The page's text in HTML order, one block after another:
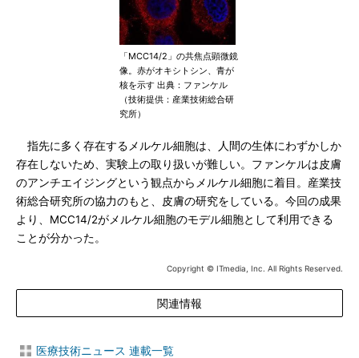
「MCC14/2」の共焦点顕微鏡
像。赤がオキシトシン、青が
核を示す 出典：ファンケル
（技術提供：産業技術総合研
究所）
指先に多く存在するメルケル細胞は、人間の生体にわずかしか
存在しないため、実験上の取り扱いが難しい。ファンケルは皮膚
のアンチエイジングという観点からメルケル細胞に着目。産業技
術総合研究所の協力のもと、皮膚の研究をしている。今回の成果
より、MCC14/2がメルケル細胞のモデル細胞として利用できる
ことが分かった。
Copyright © ITmedia, Inc. All Rights Reserved.
関連情報
医療技術ニュース 連載一覧